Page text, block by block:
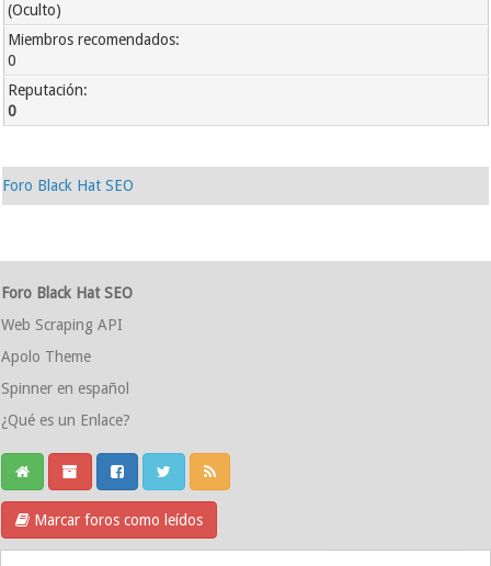
(Oculto)
Miembros recomendados:
0
Reputación:
0
Foro Black Hat SEO
Foro Black Hat SEO
Web Scraping API
Apolo Theme
Spinner en español
¿Qué es un Enlace?
Marcar foros como leídos